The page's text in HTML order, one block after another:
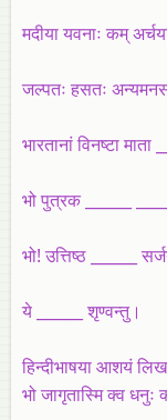
मदीया यवनाः कम्‌
जल्पतः हसतः
भारतानां विनष्टा माता
भो पुत्रक ______
भो! उत्तिष्ठ ______
ये ______ शृण्वन्तु।
हिन्दीभाषया आशयं
भो जागृतास्मि क्व धनुः